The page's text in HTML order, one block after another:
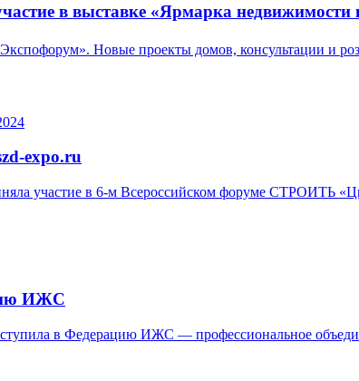
в выставке «Ярмарка
Новые проекты домов, консультации и
expo.ru
участие в 6-м Всероссийском форуме СТРОИТЬ
ИЖС
в Федерацию ИЖС — профессиональное